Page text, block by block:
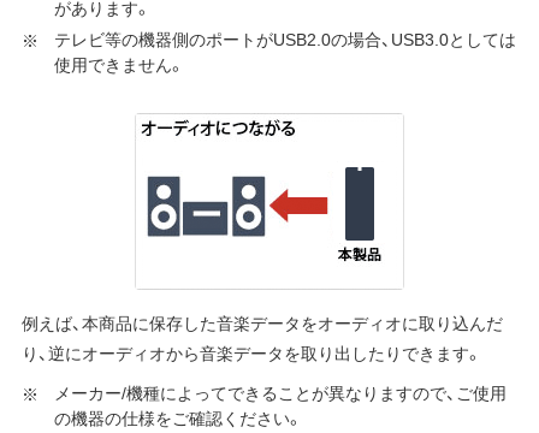
があります。
テレビ等の機器側のポートがUSB2.0の場合、USB3.0としては
使用できません。
例えば、本商品に保存した音楽データをオーディオに取り込んだ
り、逆にオーディオから音楽データを取り出したりできます。
メーカー/機種によってできることが異なりますので、ご使用
の機器の仕様をご確認ください。